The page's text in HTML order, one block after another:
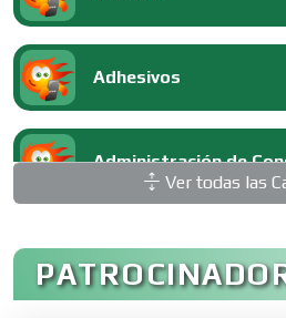
Adhesivos
Administración de
Administración de
Ver todas las